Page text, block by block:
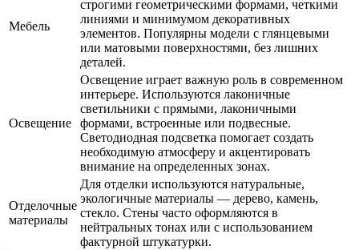
Мебель
строгими геометрическими формами, четкими
линиями и минимумом декоративных
элементов. Популярны модели с глянцевыми
или матовыми поверхностями, без лишних
деталей.
Освещение
Освещение играет важную роль в современном
интерьере. Используются лаконичные
светильники с прямыми, лаконичными
формами, встроенные или подвесные.
Светодиодная подсветка помогает создать
необходимую атмосферу и акцентировать
внимание на определенных зонах.
Отделочные
материалы
Для отделки используются натуральные,
экологичные материалы — дерево, камень,
стекло. Стены часто оформляются в
нейтральных тонах или с использованием
фактурной штукатурки.